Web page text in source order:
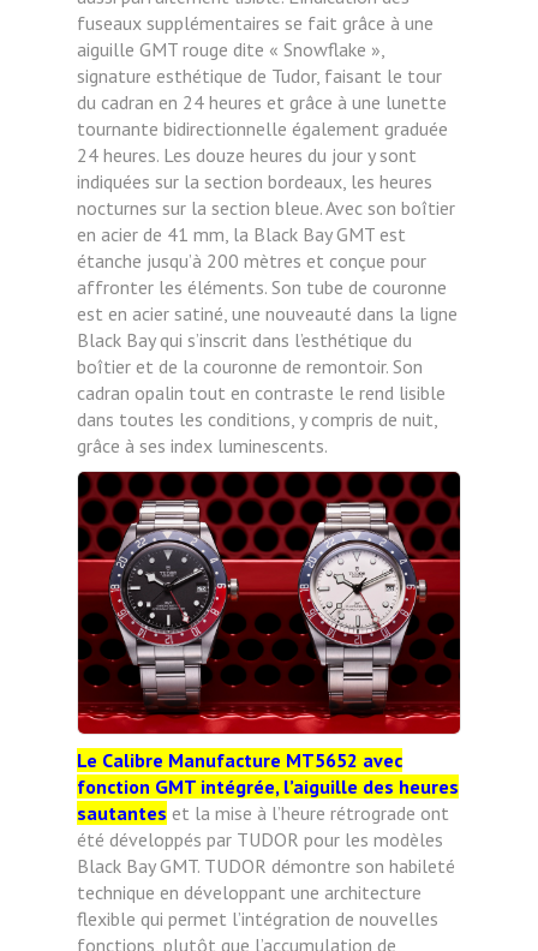
fuseaux supplémentaires se fait grâce à une
aiguille GMT rouge dite « Snowflake »,
signature esthétique de Tudor, faisant le tour
du cadran en 24 heures et grâce à une lunette
tournante bidirectionnelle également graduée
24 heures. Les douze heures du jour y sont
indiquées sur la section bordeaux, les heures
nocturnes sur la section bleue. Avec son boîtier
en acier de 41 mm, la Black Bay GMT est
étanche jusqu’à 200 mètres et conçue pour
affronter les éléments. Son tube de couronne
est en acier satiné, une nouveauté dans la ligne
Black Bay qui s’inscrit dans l’esthétique du
boîtier et de la couronne de remontoir. Son
cadran opalin tout en contraste le rend lisible
dans toutes les conditions, y compris de nuit,
grâce à ses index luminescents.
Le Calibre Manufacture MT5652 avec
fonction GMT intégrée, l’aiguille des heures
sautantes et la mise à l’heure rétrograde ont
été développés par TUDOR pour les modèles
Black Bay GMT. TUDOR démontre son habileté
technique en développant une architecture
flexible qui permet l’intégration de nouvelles
fonctions, plutôt que l’accumulation de